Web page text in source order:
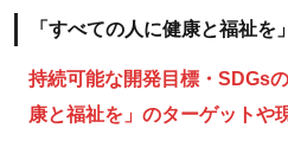
ール
バッ
ジ）
「すべての人に健康と福祉を
持続可能な開発目標・SDGs
康と福祉を」のターゲットや